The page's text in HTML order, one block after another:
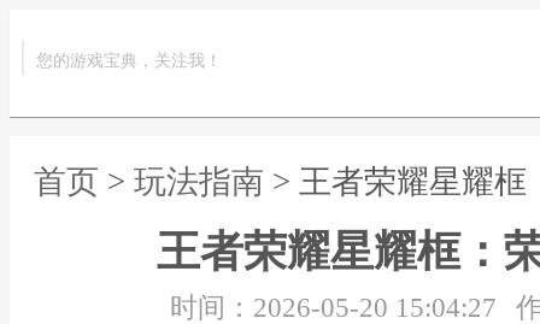
您的游戏宝典，关注我！
首页 > 玩法指南 > 王者荣耀星耀
王者荣耀星耀框：
时间：2026-05-20 15:04:27